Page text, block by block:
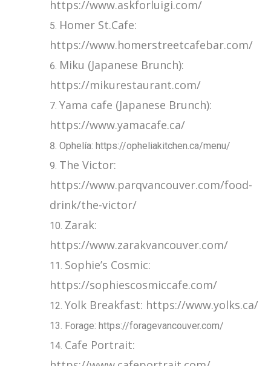
https://www.askforluigi.com/
Homer St.Cafe:
https://www.homerstreetcafebar.com/
Miku (Japanese Brunch):
https://mikurestaurant.com/
Yama cafe (Japanese Brunch):
https://www.yamacafe.ca/
Ophelía: https://opheliakitchen.ca/menu/
The Victor:
https://www.parqvancouver.com/food-
drink/the-victor/
Zarak:
https://www.zarakvancouver.com/
Sophie’s Cosmic:
https://sophiescosmiccafe.com/
Yolk Breakfast: https://www.yolks.ca/
Forage: https://foragevancouver.com/
Cafe Portrait: